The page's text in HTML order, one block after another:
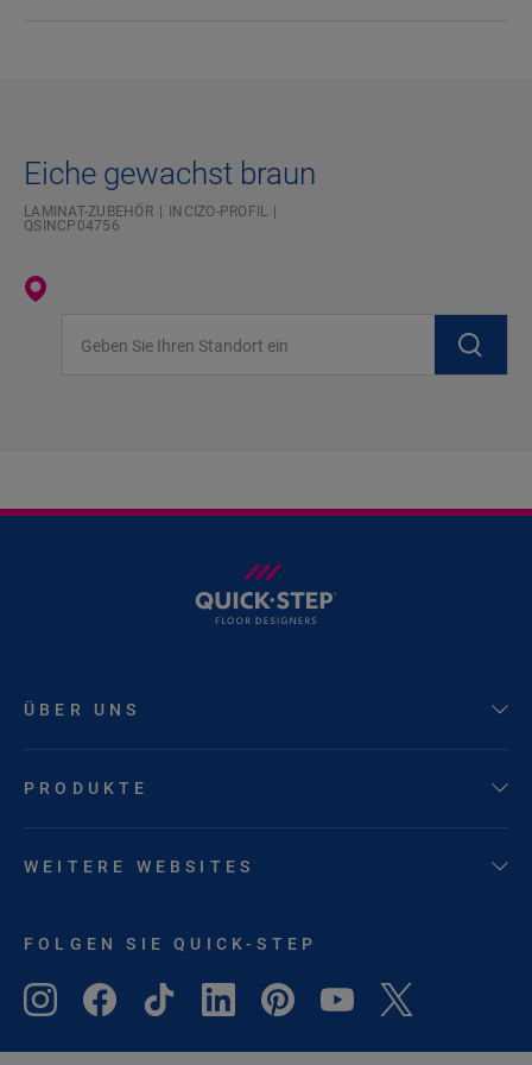
Eiche gewachst braun
LAMINAT-ZUBEHÖR
INCIZO-PROFIL
QSINCP04756
ÜBER UNS
PRODUKTE
WEITERE WEBSITES
FOLGEN SIE QUICK-STEP